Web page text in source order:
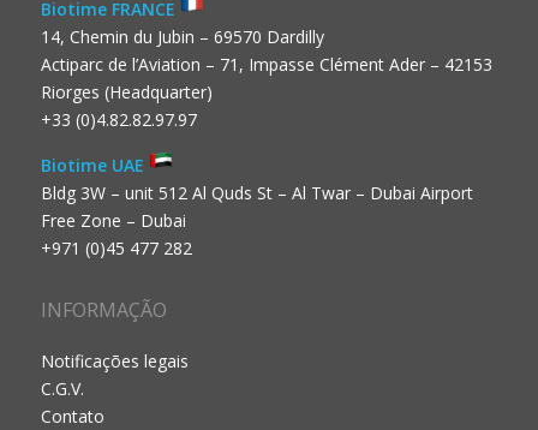
Biotime FRANCE
14, Chemin du Jubin – 69570 Dardilly
Actiparc de l’Aviation – 71, Impasse Clément Ader – 42153
Riorges (Headquarter)
+33 (0)4.82.82.97.97
Biotime UAE
Bldg 3W – unit 512 Al Quds St – Al Twar – Dubai Airport
Free Zone – Dubai
+971 (0)45 477 282
INFORMAÇÃO
Notificações legais
C.G.V.
Contato